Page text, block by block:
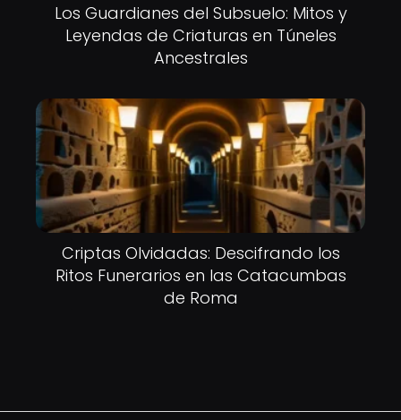
Los Guardianes del Subsuelo: Mitos y
Leyendas de Criaturas en Túneles
Ancestrales
Criptas Olvidadas: Descifrando los
Ritos Funerarios en las Catacumbas
de Roma